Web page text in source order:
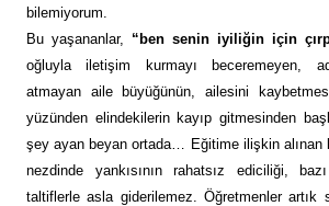
bilemiyorum.
Bu yaşananlar, “ben senin iyiliğin için
oğluyla iletişim kurmayı beceremeyen,
atmayan aile büyüğünün, ailesini
yüzünden elindekilerin kayıp gitmesinden
şey ayan beyan ortada… Eğitime ilişkin alınan
nezdinde yankısının rahatsız ediciliği,
taltiflerle asla giderilemez. Öğretmenler artık